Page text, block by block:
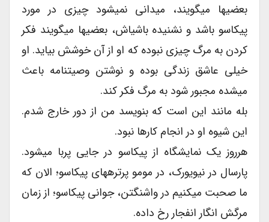
بعضیها میگویند، میدانی نمیشود چیزی در مورد
پیکاسو باشد و نشنیده باشیاش، بعضیها میگویند فکر
کردن به مرگ چیزی نبوده که او از آن خوشش بیاید. او
خیلی عاشق زندگی بوده و نوشتن وصیتنامه باعث
میشده مجبور شود به مرگ فکر کند.
بله مانند این است که بنویسد من از دور خارج شدم.
این شیوه او در انجام کارها نبود.
هرروز یک نمایشگاه از پیکاسو در جایی پربا میشود.
پارسال در نیویورک، در مومو پرترههای پیکاسو؛ الان که
ما صحبت میکنیم در واشنگتن، جوانی پیکاسو؛ از زمان
مرگش انگار انفجار رخ داده.